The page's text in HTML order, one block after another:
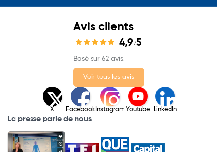
Avis clients
4,9/5
Basé sur 62 avis.
Voir tous les avis
X Facebook Instagram Youtube LinkedIn
La presse parle de nous